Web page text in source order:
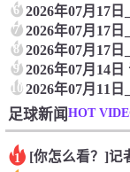
6 2026年07月17
7 2026年07月17
8 2026年07月17
9 2026年07月14
102026年07月11
足球新闻HOT
1